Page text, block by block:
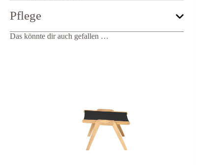
Pflege
Das könnte dir auch gefallen …